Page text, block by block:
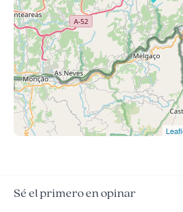
Sé el primero en opinar